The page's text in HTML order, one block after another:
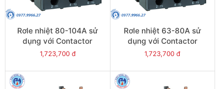
Rơle nhiệt 80-104A sử
dụng với Contactor
LC1E95 - Model LRE365
1,723,700 đ
Rơle nhiệt 63-80A sử
dụng với Contactor
LC1E80-E95 - Model
1,723,700 đ